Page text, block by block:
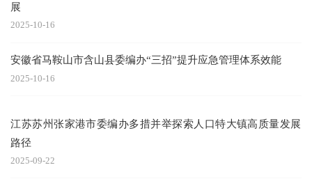
展
2025-10-16
安徽省马鞍山市含山县委编办“三招”提升应急管理体系效能
2025-10-16
江苏苏州张家港市委编办多措并举探索人口特大镇高质量发展
路径
2025-09-22